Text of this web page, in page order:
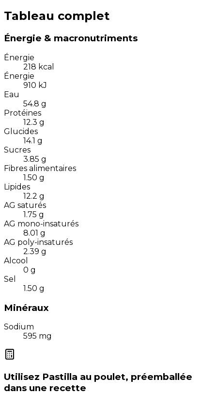
Tableau complet
Énergie & macronutriments
Énergie
218 kcal
Énergie
910 kJ
Eau
54.8 g
Protéines
12.3 g
Glucides
14.1 g
Sucres
3.85 g
Fibres alimentaires
1.50 g
Lipides
12.2 g
AG saturés
1.75 g
AG mono-insaturés
8.01 g
AG poly-insaturés
2.39 g
Alcool
0 g
Sel
1.50 g
Minéraux
Sodium
595 mg
Utilisez Pastilla au poulet, préemballée
dans une recette